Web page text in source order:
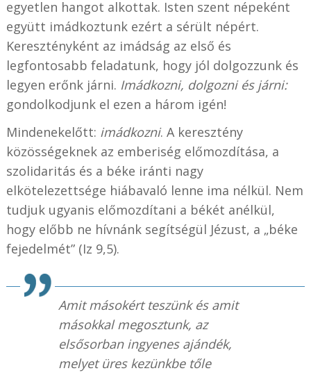
egyetlen hangot alkottak. Isten szent népeként
együtt imádkoztunk ezért a sérült népért.
Keresztényként az imádság az első és
legfontosabb feladatunk, hogy jól dolgozzunk és
legyen erőnk járni. Imádkozni, dolgozni és járni:
gondolkodjunk el ezen a három igén!
Mindenekelőtt: imádkozni. A keresztény
közösségeknek az emberiség előmozdítása, a
szolidaritás és a béke iránti nagy
elkötelezettsége hiábavaló lenne ima nélkül. Nem
tudjuk ugyanis előmozdítani a békét anélkül,
hogy előbb ne hívnánk segítségül Jézust, a „béke
fejedelmét” (Iz 9,5).
Amit másokért teszünk és amit
másokkal megosztunk, az
elsősorban ingyenes ajándék,
melyet üres kezünkbe tőle